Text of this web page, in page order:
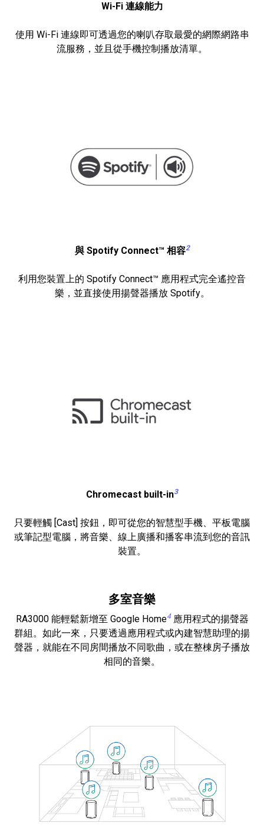
Wi-Fi 連線能力
使用 Wi-Fi 連線即可透過您的喇叭存取最愛的網際網路串
流服務，並且從手機控制播放清單。
與 Spotify Connect™ 相容2
利用您裝置上的 Spotify Connect™ 應用程式完全遙控音
樂，並直接使用揚聲器播放 Spotify。
Chromecast built-in3
只要輕觸 [Cast] 按鈕，即可從您的智慧型手機、平板電腦
或筆記型電腦，將音樂、線上廣播和播客串流到您的音訊
裝置。
多室音樂
RA3000 能輕鬆新增至 Google Home4應用程式的揚聲器
群組。如此一來，只要透過應用程式或內建智慧助理的揚
聲器，就能在不同房間播放不同歌曲，或在整棟房子播放
相同的音樂。